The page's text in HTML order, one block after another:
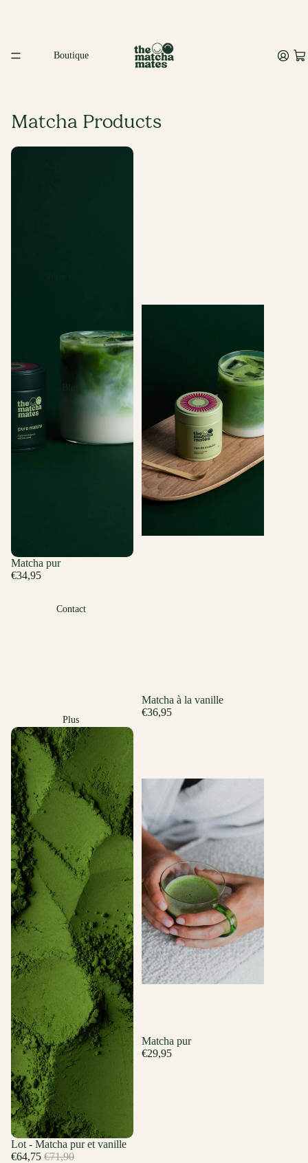
Boutique
Contact
Plus
Matcha Products
Matcha pur
Matcha pur
€34,95
Matcha à la vanille
€36,95
Lot - Matcha pur et vanille
Promotion
Lot - Matcha pur et vanille
Prix promotionnel
€64,75 Prix régulier
€71,90
Matcha pur
€29,95